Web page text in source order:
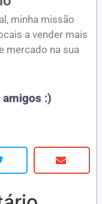
minha missão
a vender mais
mercado na sua
:)